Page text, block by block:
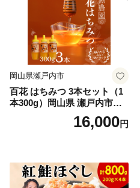
岡山県瀬戸内市
百花 はちみつ 3本セット（1
本300g）岡山県 瀬戸内市産
石黒農園 ヨーグルト パン 砂
糖の代わり 香り高い いい香
16,000円